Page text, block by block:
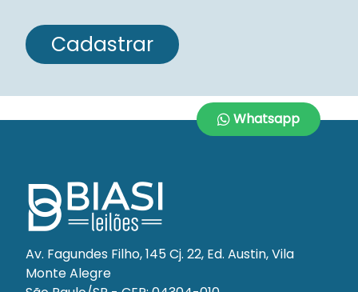
Cadastrar
Whatsapp
Av. Fagundes Filho, 145 Cj. 22, Ed. Austin, Vila
Monte Alegre